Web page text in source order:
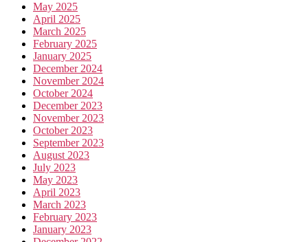
May 2025
April 2025
March 2025
February 2025
January 2025
December 2024
November 2024
October 2024
December 2023
November 2023
October 2023
September 2023
August 2023
July 2023
May 2023
April 2023
March 2023
February 2023
January 2023